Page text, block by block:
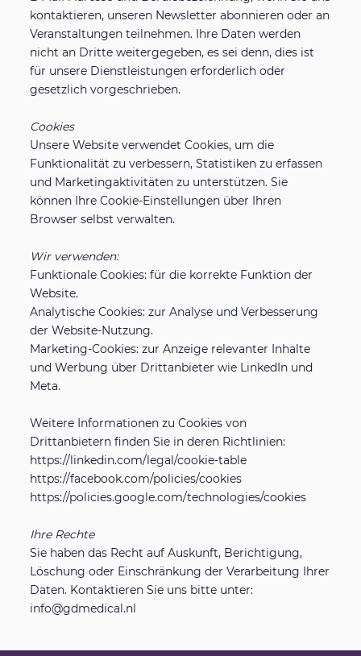
Diabetes Produkte
Schulungen, Webinare und Kongresse
Cookie & Datenschutz-Erklärung
Suche
Suche
kontaktieren, unseren Newsletter abonnieren oder an
Veranstaltungen teilnehmen. Ihre Daten werden
nicht an Dritte weitergegeben, es sei denn, dies ist
für unsere Dienstleistungen erforderlich oder
gesetzlich vorgeschrieben.
Cookies
Unsere Website verwendet Cookies, um die
Funktionalität zu verbessern, Statistiken zu erfassen
und Marketingaktivitäten zu unterstützen. Sie
können Ihre Cookie-Einstellungen über Ihren
Browser selbst verwalten.
Wir verwenden:
Funktionale Cookies: für die korrekte Funktion der
Website.
Analytische Cookies: zur Analyse und Verbesserung
der Website-Nutzung.
Marketing-Cookies: zur Anzeige relevanter Inhalte
und Werbung über Drittanbieter wie LinkedIn und
Meta.
Weitere Informationen zu Cookies von
Drittanbietern finden Sie in deren Richtlinien:
https://linkedin.com/legal/cookie-table
https://facebook.com/policies/cookies
https://policies.google.com/technologies/cookies
Ihre Rechte
Sie haben das Recht auf Auskunft, Berichtigung,
Löschung oder Einschränkung der Verarbeitung Ihrer
Daten. Kontaktieren Sie uns bitte unter:
info@gdmedical.nl